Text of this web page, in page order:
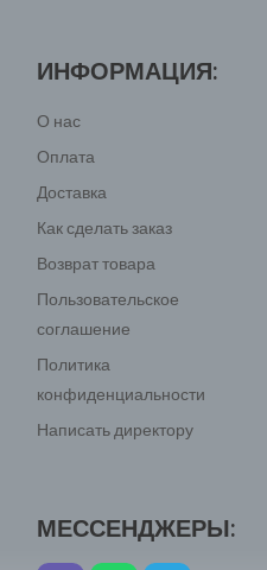
ИНФОРМАЦИЯ:
О нас
Оплата
Доставка
Как сделать заказ
Возврат товара
Пользовательское
соглашение
Политика
конфиденциальности
Написать директору
МЕССЕНДЖЕРЫ: